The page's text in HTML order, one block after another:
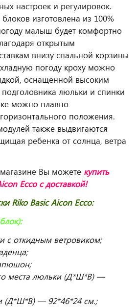
настроек и регулировок.
изготовлена из 100%
малыш будет комфортно
открытым
внизу спальной корзины
погоду кроху можно
оснащенной высоким
люльки и спинки
можно плавно
положения.
также выдвигаются
ребенка от солнца, ветра
Вы можете купить
Eccoс доставкой!
Riko Basic AiconEcco:
с откидным ветровиком;
места люльки (Д*Ш*В) —
(Д*Ш*В) — 92*46*24 см.;